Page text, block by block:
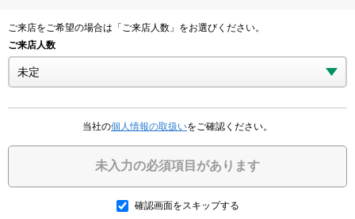
ご来店をご希望の場合は「ご来店人数」をお選びください。
ご来店人数
当社の個人情報の取扱いをご確認ください。
未入力の必須項目があります
確認画面をスキップする